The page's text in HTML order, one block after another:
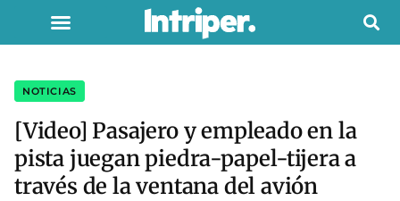
NOTICIAS
[Video] Pasajero y empleado en la
pista juegan piedra-papel-tijera a
través de la ventana del avión